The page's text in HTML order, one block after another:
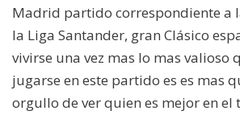
Madrid partido correspondiente a
la Liga Santander, gran Clásico
vivirse una vez mas lo mas valioso
jugarse en este partido es es mas
orgullo de ver quien es mejor en el